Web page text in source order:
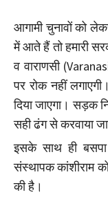
आगामी चुनावों को
में आते हैं तो हमारी
व वाराणसी
पर रोक नहीं
दिया जाएगा। सड़क
सही ढंग से करवाया
इसके साथ ही
संस्थापक कांशीराम
की है।